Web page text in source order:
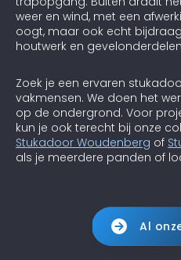
weer en wind, met een
oogt, maar ook echt
houtwerk en
Zoek je een ervaren
vakmensen. We doen het
op de ondergrond. Voor
kun je ook terecht bij onze
Stukadoor Woudenberg of
als je meerdere panden of
Al